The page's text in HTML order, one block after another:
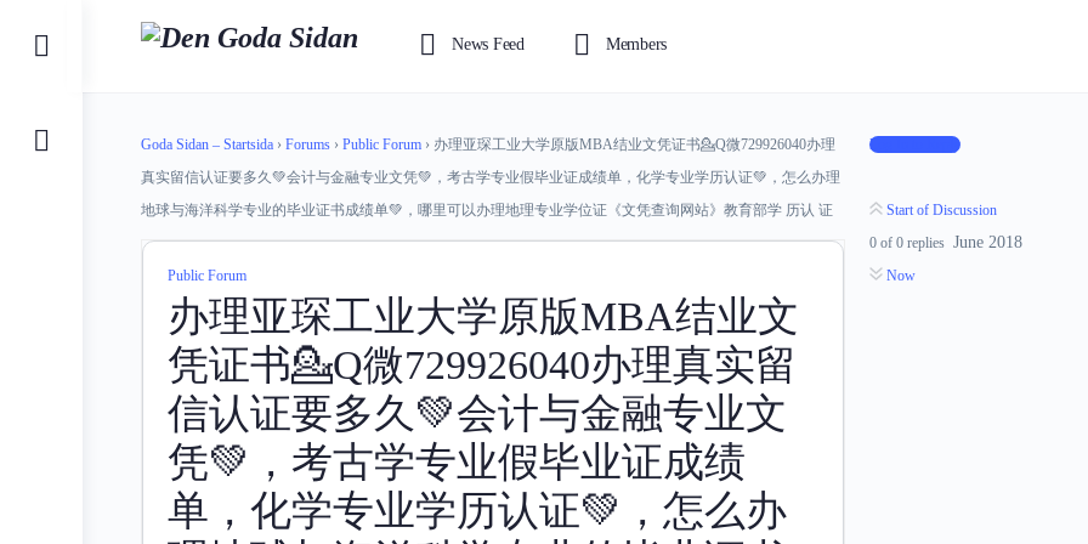
News Feed Members
Goda Sidan – Startsida › Forums › Public Forum › 办理亚琛工业大学原版MBA结业文凭证书💁Q微729926040办理
真实留信认证要多久💚会计与金融专业文凭💚，考古学专业假毕业证成绩单，化学专业学历认证💚，怎么办理
地球与海洋科学专业的毕业证书成绩单💚，哪里可以办理地理专业学位证《文凭查询网站》教育部学 历认 证
Public Forum
办理亚琛工业大学原版MBA结业文
凭证书💁Q微729926040办理真实留
信认证要多久💚会计与金融专业文
凭💚，考古学专业假毕业证成绩
单，化学专业学历认证💚，怎么办
Log In to Reply
Start of Discussion
0 of 0 replies June 2018
Now